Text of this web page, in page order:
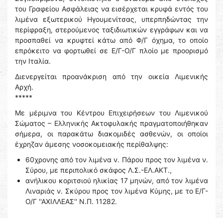
του Γραφείου Ασφάλειας να εισέρχεται κρυφά εντός του
λιμένα εξωτερικού Ηγουμενίτσας, υπερπηδώντας την
περίφραξη, στερούμενος ταξιδιωτικών εγγράφων και να
προσπαθεί να κρυφτεί κάτω από Φ/Γ όχημα, το οποίο
επρόκειτο να φορτωθεί σε Ε/Γ-Ο/Γ πλοίο με προορισμό
την Ιταλία.
Διενεργείται προανάκριση από την οικεία Λιμενικής
Αρχή.
*****
Με μέριμνα του Κέντρου Επιχειρήσεων του Λιμενικού
Σώματος – Ελληνικής Ακτοφυλακής πραγματοποιήθηκαν
σήμερα, οι παρακάτω διακομιδές ασθενών, οι οποίοι
έχρηζαν άμεσης νοσοκομειακής περίθαλψης:
60χρονης από τον λιμένα ν. Πάρου προς τον λιμένα ν.
Σύρου, με περιπολικό σκάφος Λ.Σ.-ΕΛ.ΑΚΤ.,
ανήλικου κοριτσιού ηλικίας 17 μηνών, από τον λιμένα
Λιναριάς ν. Σκύρου προς τον λιμένα Κύμης, με το Ε/Γ-
Ο/Γ ''ΑΧΙΛΛΕΑΣ'' Ν.Π. 11282.